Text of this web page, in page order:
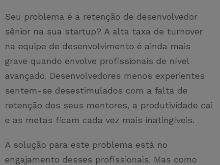
Seu problema é a retenção de desenvolvedor
sênior na sua startup? A alta taxa de turnover
na equipe de desenvolvimento é ainda mais
grave quando envolve profissionais de nível
avançado. Desenvolvedores menos experientes
sentem-se desestimulados com a falta de
retenção dos seus mentores, a produtividade cai
e as metas ficam cada vez mais inatingíveis.
A solução para este problema está no
engajamento desses profissionais. Mas como